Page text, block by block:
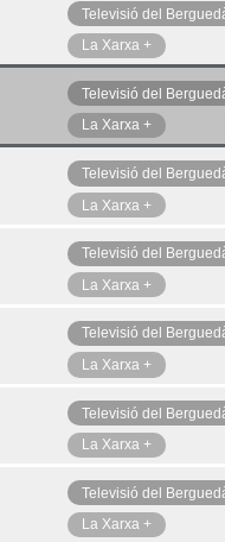
Televisió del
La Xarxa +
Televisió del
La Xarxa +
Televisió del
La Xarxa +
Televisió del
La Xarxa +
Televisió del
La Xarxa +
Televisió del
La Xarxa +
Televisió del
La Xarxa +